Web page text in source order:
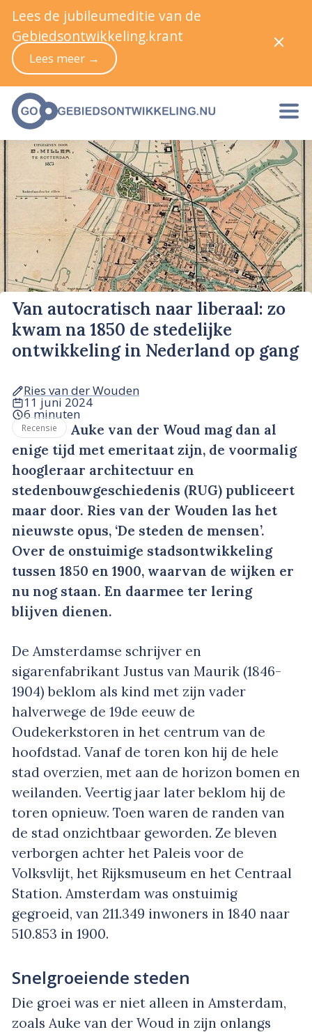
Van autocratisch naar liberaal: zo
kwam na 1850 de stedelijke
ontwikkeling in Nederland op gang
Ries van der Wouden
11 juni 2024
6 minuten
Recensie
Auke van der Woud mag dan al
enige tijd met emeritaat zijn, de voormalig
hoogleraar architectuur en
stedenbouwgeschiedenis (RUG) publiceert
maar door. Ries van der Wouden las het
nieuwste opus, ‘De steden de mensen’.
Over de onstuimige stadsontwikkeling
tussen 1850 en 1900, waarvan de wijken er
nu nog staan. En daarmee ter lering
blijven dienen.
De Amsterdamse schrijver en
sigarenfabrikant Justus van Maurik (1846-
1904) beklom als kind met zijn vader
halverwege de 19de eeuw de
Oudekerkstoren in het centrum van de
hoofdstad. Vanaf de toren kon hij de hele
stad overzien, met aan de horizon bomen en
weilanden. Veertig jaar later beklom hij de
toren opnieuw. Toen waren de randen van
de stad onzichtbaar geworden. Ze bleven
verborgen achter het Paleis voor de
Volksvlijt, het Rijksmuseum en het Centraal
Station. Amsterdam was onstuimig
gegroeid, van 211.349 inwoners in 1840 naar
510.853 in 1900.
Snelgroeiende steden
Die groei was er niet alleen in Amsterdam,
zoals Auke van der Woud in zijn onlangs
Lees de jubileumeditie van de
Gebiedsontwikkeling.krant
Lees meer →